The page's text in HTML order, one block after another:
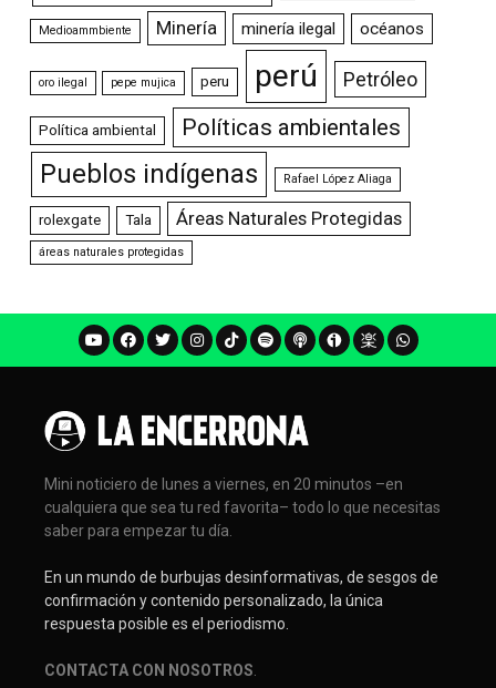
Medioammbiente Minería minería ilegal océanos
oro ilegal pepe mujica peru perú Petróleo
Política ambiental Políticas ambientales
Pueblos indígenas Rafael López Aliaga
rolexgate Tala Áreas Naturales Protegidas
áreas naturales protegidas
Mini noticiero de lunes a viernes, en 20 minutos –en
cualquiera que sea tu red favorita– todo lo que necesitas
saber para empezar tu día.
En un mundo de burbujas desinformativas, de sesgos de
confirmación y contenido personalizado, la única
respuesta posible es el periodismo.
CONTACTA CON NOSOTROS.